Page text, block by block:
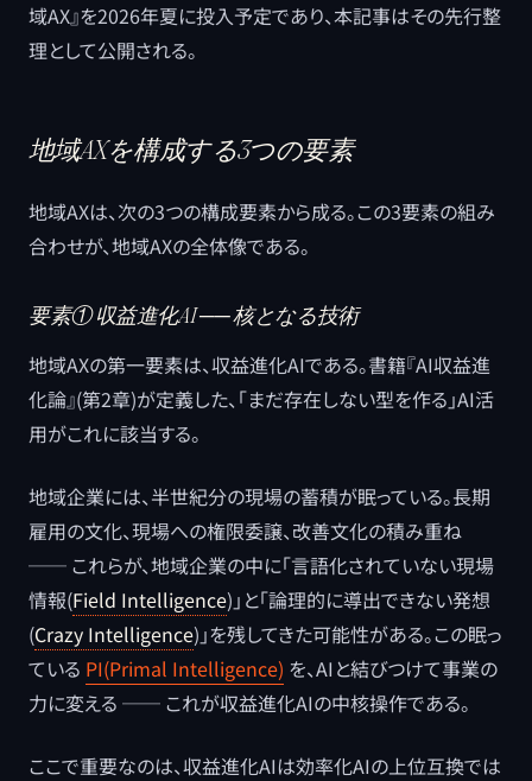
域AX』を2026年夏に投入予定であり、本記事はその先行整
理として公開される。
地域AXを構成する3つの要素
地域AXは、次の3つの構成要素から成る。この3要素の組み
合わせが、地域AXの全体像である。
要素① 収益進化AI ── 核となる技術
地域AXの第一要素は、収益進化AIである。書籍『AI収益進
化論』(第2章)が定義した、「まだ存在しない型を作る」AI活
用がこれに該当する。
地域企業には、半世紀分の現場の蓄積が眠っている。長期
雇用の文化、現場への権限委譲、改善文化の積み重ね
── これらが、地域企業の中に「言語化されていない現場
情報(Field Intelligence)」と「論理的に導出できない発想
(Crazy Intelligence)」を残してきた可能性がある。この眠っ
ている PI(Primal Intelligence) を、AIと結びつけて事業の
力に変える ── これが収益進化AIの中核操作である。
ここで重要なのは、収益進化AIは効率化AIの上位互換では